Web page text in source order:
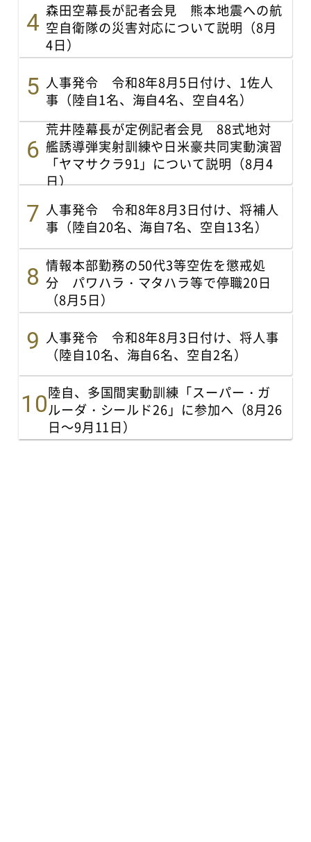
森田空幕長が記者会見 熊本地震への航
空自衛隊の災害対応について説明（8月
4日）
人事発令 令和8年8月5日付け、1佐人
事（陸自1名、海自4名、空自4名）
荒井陸幕長が定例記者会見 88式地対
艦誘導弾実射訓練や日米豪共同実動演習
「ヤマサクラ91」について説明（8月4
日）
人事発令 令和8年8月3日付け、将補人
事（陸自20名、海自7名、空自13名）
情報本部勤務の50代3等空佐を懲戒処
分 パワハラ・マタハラ等で停職20日
（8月5日）
人事発令 令和8年8月3日付け、将人事
（陸自10名、海自6名、空自2名）
陸自、多国間実動訓練「スーパー・ガ
ルーダ・シールド26」に参加へ（8月26
日～9月11日）